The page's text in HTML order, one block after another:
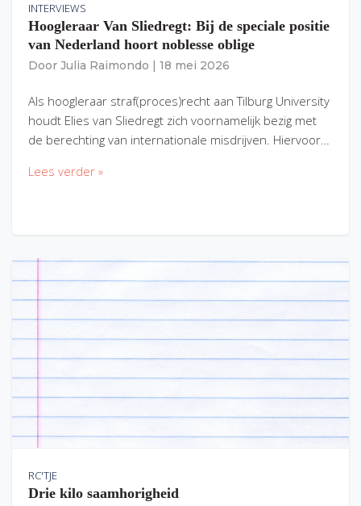
INTERVIEWS
Hoogleraar Van Sliedregt: Bij de speciale positie
van Nederland hoort noblesse oblige
Door Julia Raimondo 18 mei 2026
Als hoogleraar straf(proces)recht aan Tilburg University
houdt Elies van Sliedregt zich voornamelijk bezig met
de berechting van internationale misdrijven. Hiervoor…
Lees verder »
RC'TJE
Drie kilo saamhorigheid